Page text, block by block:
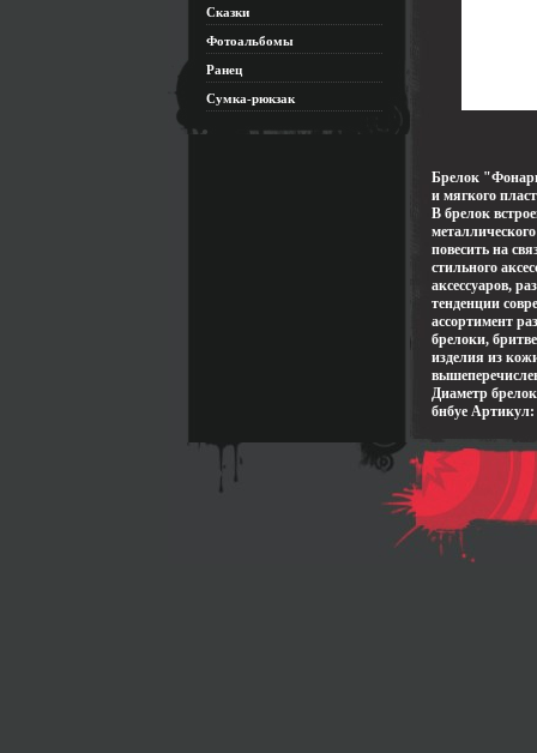
Сказки
Фотоальбомы
Ранец
Сумка-рюкзак
Брелок
и мягкого
В брелок
повесить на
стильного
аксессуаров,
тенденции
ассортимент
брелоки,
изделия из
Диаметр
бнбуе